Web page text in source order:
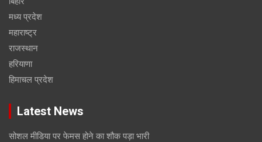
मध्य प्रदेश
महाराष्ट्र
राजस्थान
हरियाणा
हिमाचल प्रदेश
Latest News
सोशल मीडिया पर फेमस होने का शौक पड़ा भारी